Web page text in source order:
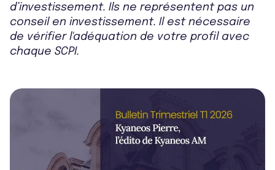
d’investissement. Ils ne représentent pas un
conseil en investissement. Il est nécessaire
de vérifier l'adéquation de votre profil avec
chaque SCPI.